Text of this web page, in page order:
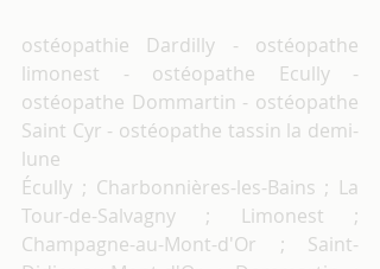
ostéopathie Dardilly - ostéopathe
limonest - ostéopathe Ecully -
ostéopathe Dommartin - ostéopathe
Saint Cyr - ostéopathe tassin la demi-
lune
Écully ; Charbonnières-les-Bains ; La
Tour-de-Salvagny ; Limonest ;
Champagne-au-Mont-d'Or ; Saint-